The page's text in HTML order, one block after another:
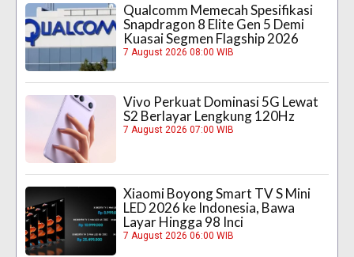
Qualcomm Memecah Spesifikasi
Snapdragon 8 Elite Gen 5 Demi
Kuasai Segmen Flagship 2026
7 August 2026 08:00 WIB
Vivo Perkuat Dominasi 5G Lewat
S2 Berlayar Lengkung 120Hz
7 August 2026 07:00 WIB
Xiaomi Boyong Smart TV S Mini
LED 2026 ke Indonesia, Bawa
Layar Hingga 98 Inci
7 August 2026 06:00 WIB